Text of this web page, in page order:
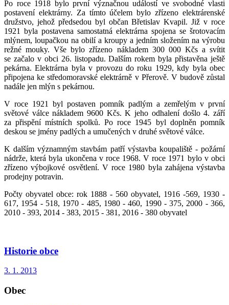
Po roce 1918 bylo první význačnou událostí ve svobodné vlasti
postavení elektrárny. Za tímto účelem bylo zřízeno elektrárenské
družstvo, jehož předsedou byl občan Břetislav Kvapil. Již v roce
1921 byla postavena samostatná elektrárna spojena se šrotovacím
mlýnem, loupačkou na obilí a kroupy a jedním složením na výrobu
režné mouky. Vše bylo zřízeno nákladem 300 000 Kčs a svítit
se začalo v obci 26. listopadu. Dalším rokem byla přistavěna ještě
pekárna. Elektrárna byla v provozu do roku 1929, kdy byla obec
připojena ke středomoravské elektrárně v Přerově. V budově zůstal
nadále jen mlýn s pekárnou.
V roce 1921 byl postaven pomník padlým a zemřelým v první
světové válce nákladem 9600 Kčs. K jeho odhalení došlo 4. září
za přispění místních spolků. Po roce 1945 byl doplněn pomník
deskou se jmény padlých a umučených v druhé světové válce.
K dalším významným stavbám patří výstavba koupaliště - požární
nádrže, která byla ukončena v roce 1968. V roce 1971 bylo v obci
zřízeno výbojkové osvětlení. V roce 1980 byla zahájena výstavba
prodejny potravin.
Počty obyvatel obce: rok 1888 - 560 obyvatel, 1916 -569, 1930 -
617, 1954 - 518, 1970 - 485, 1980 - 460, 1990 - 375, 2000 - 366,
2010 - 393, 2014 - 383, 2015 - 381, 2016 - 380 obyvatel
Historie obce
3. 1. 2013
Obec